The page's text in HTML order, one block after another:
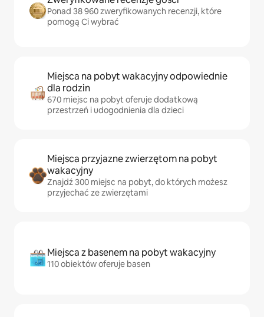
Ponad 38 960 zweryfikowanych recenzji, które
pomogą Ci wybrać
Miejsca na pobyt wakacyjny odpowiednie
dla rodzin
670 miejsc na pobyt oferuje dodatkową
przestrzeń i udogodnienia dla dzieci
Miejsca przyjazne zwierzętom na pobyt
wakacyjny
Znajdź 300 miejsc na pobyt, do których możesz
przyjechać ze zwierzętami
Miejsca z basenem na pobyt wakacyjny
110 obiektów oferuje basen